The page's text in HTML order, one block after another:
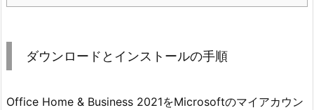
ダウンロードとインストールの手順
Office Home & Business 2021をMicrosoftのマイアカウン